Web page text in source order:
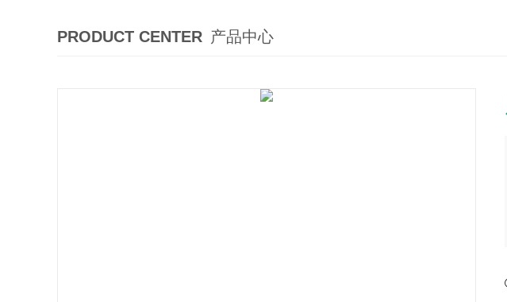
PRODUCT CENTER 产品中心